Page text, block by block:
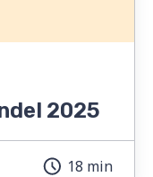
2025
18 min